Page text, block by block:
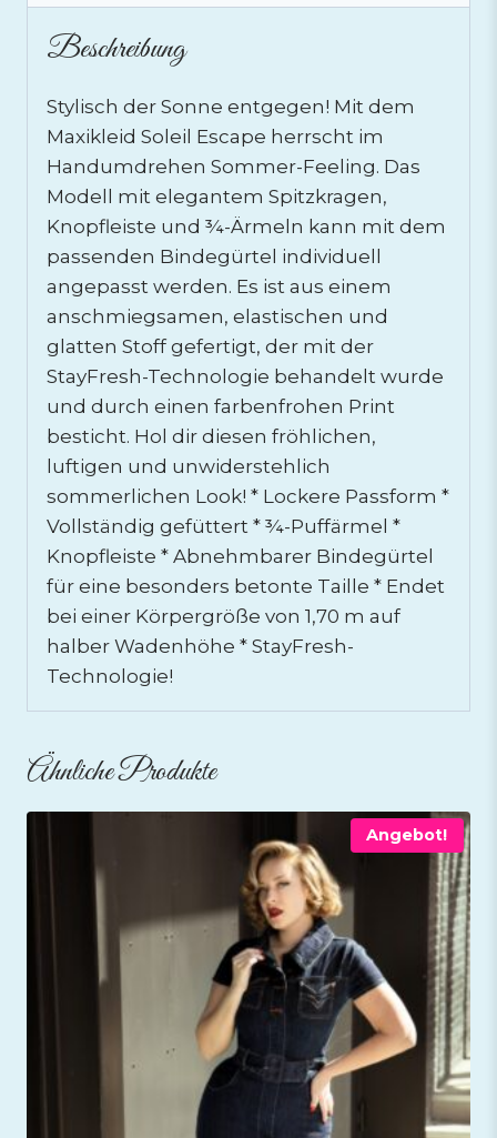
Beschreibung
Stylisch der Sonne entgegen! Mit dem
Maxikleid Soleil Escape herrscht im
Handumdrehen Sommer-Feeling. Das
Modell mit elegantem Spitzkragen,
Knopfleiste und ¾-Ärmeln kann mit dem
passenden Bindegürtel individuell
angepasst werden. Es ist aus einem
anschmiegsamen, elastischen und
glatten Stoff gefertigt, der mit der
StayFresh-Technologie behandelt wurde
und durch einen farbenfrohen Print
besticht. Hol dir diesen fröhlichen,
luftigen und unwiderstehlich
sommerlichen Look! * Lockere Passform *
Vollständig gefüttert * ¾-Puffärmel *
Knopfleiste * Abnehmbarer Bindegürtel
für eine besonders betonte Taille * Endet
bei einer Körpergröße von 1,70 m auf
halber Wadenhöhe * StayFresh-
Technologie!
Ähnliche Produkte
Angebot!